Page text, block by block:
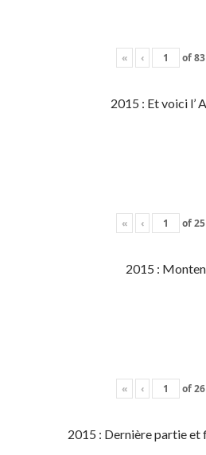
« ‹ of83
2015 : Et voici l’
« ‹ of25
2015 :
« ‹ of26
2015 : Dernière partie et